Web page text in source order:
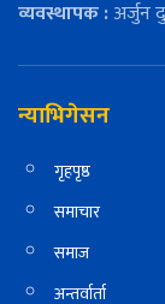
व्यवस्थापक :अर्जुन
न्याभिगेसन
गृहपृष्ठ
समाचार
समाज
अन्तर्वार्ता